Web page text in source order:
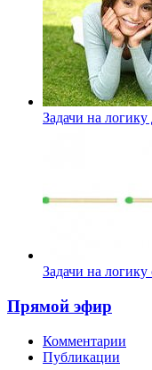
Задачи на
Задачи на
Прямой эфир
Комментарии
Публикации